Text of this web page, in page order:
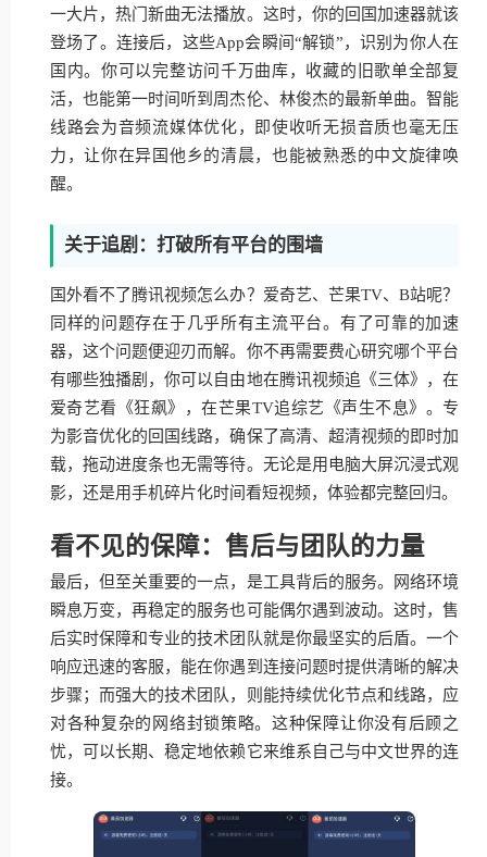
一大片，热门新曲无法播放。这时，你的回国加速器就该
登场了。连接后，这些App会瞬间“解锁”，识别为你人在
国内。你可以完整访问千万曲库，收藏的旧歌单全部复
活，也能第一时间听到周杰伦、林俊杰的最新单曲。智能
线路会为音频流媒体优化，即使收听无损音质也毫无压
力，让你在异国他乡的清晨，也能被熟悉的中文旋律唤
醒。
关于追剧：打破所有平台的围墙
国外看不了腾讯视频怎么办？爱奇艺、芒果TV、B站呢？
同样的问题存在于几乎所有主流平台。有了可靠的加速
器，这个问题便迎刃而解。你不再需要费心研究哪个平台
有哪些独播剧，你可以自由地在腾讯视频追《三体》，在
爱奇艺看《狂飙》，在芒果TV追综艺《声生不息》。专
为影音优化的回国线路，确保了高清、超清视频的即时加
载，拖动进度条也无需等待。无论是用电脑大屏沉浸式观
影，还是用手机碎片化时间看短视频，体验都完整回归。
看不见的保障：售后与团队的力量
最后，但至关重要的一点，是工具背后的服务。网络环境
瞬息万变，再稳定的服务也可能偶尔遇到波动。这时，售
后实时保障和专业的技术团队就是你最坚实的后盾。一个
响应迅速的客服，能在你遇到连接问题时提供清晰的解决
步骤；而强大的技术团队，则能持续优化节点和线路，应
对各种复杂的网络封锁策略。这种保障让你没有后顾之
忧，可以长期、稳定地依赖它来维系自己与中文世界的连
接。